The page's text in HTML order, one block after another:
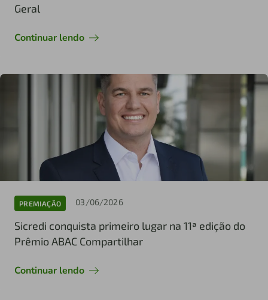
Geral
Continuar lendo
PREMIAÇÃO 03/06/2026
Sicredi conquista primeiro lugar na 11ª edição do
Prêmio ABAC Compartilhar
Continuar lendo